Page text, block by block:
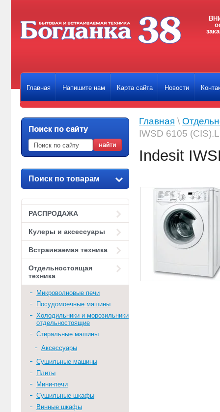
Главная Напишите нам Карта сайта Новости
Поиск по товарам
РАСПРОДАЖА
Кулеры и аксессуары
Встраиваемая техника
Отдельностоящая
техника
Микроволновые печи
Посудомоечные машины
Холодильники и морозильники
отдельностоящие
Стиральные машины
Аксессуары
Сушильные машины
Плиты
Мини-печи
Сушильные шкафы
Винные шкафы
Главная \
IWSD 6105 (CIS).L
Indesit